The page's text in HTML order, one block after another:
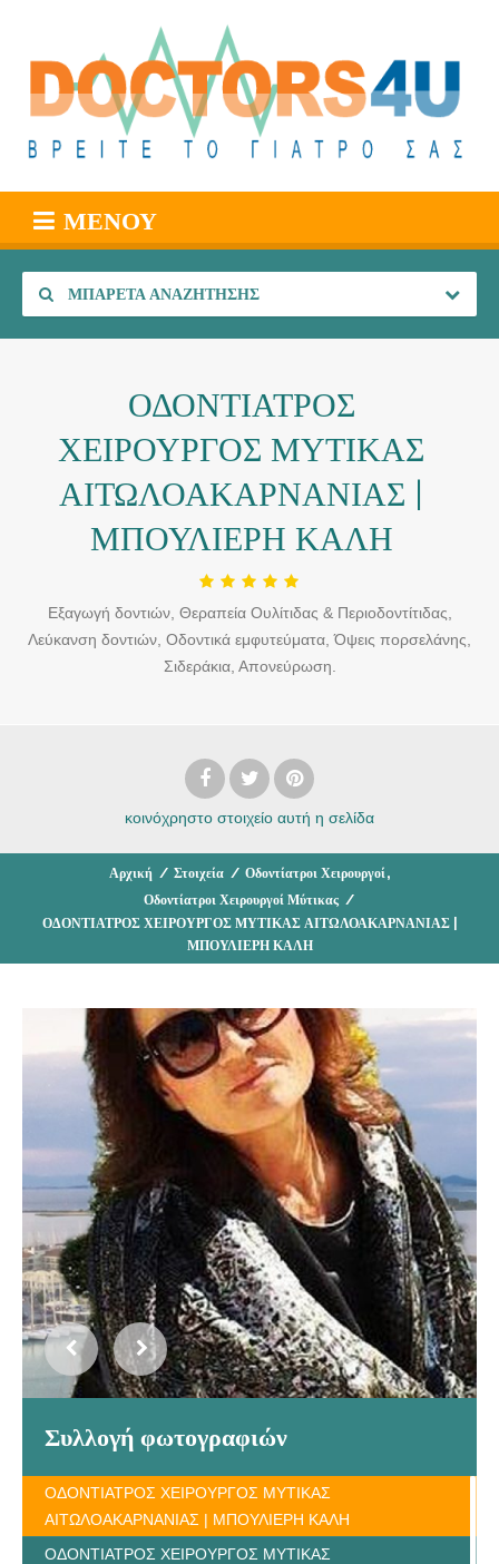
ΜΕΝΟΎ
ΜΠΑΡΈΤΑ ΑΝΑΖΉΤΗΣΗΣ
ΟΔΟΝΤΙΑΤΡΟΣ
ΧΕΙΡΟΥΡΓΟΣ ΜΥΤΙΚΑΣ
ΑΙΤΩΛΟΑΚΑΡΝΑΝΙΑΣ |
ΜΠΟΥΛΙΕΡΗ ΚΑΛΗ
Εξαγωγή δοντιών, Θεραπεία Ουλίτιδας & Περιοδοντίτιδας,
Λεύκανση δοντιών, Οδοντικά εμφυτεύματα, Όψεις πορσελάνης,
Σιδεράκια, Απονεύρωση.
κοινόχρηστο στοιχείο αυτή η σελίδα
Αρχική / Στοιχεία / Οδοντίατροι Χειρουργοί ,
Οδοντίατροι Χειρουργοί Μύτικας /
ΟΔΟΝΤΙΑΤΡΟΣ ΧΕΙΡΟΥΡΓΟΣ ΜΥΤΙΚΑΣ ΑΙΤΩΛΟΑΚΑΡΝΑΝΙΑΣ |
ΜΠΟΥΛΙΕΡΗ ΚΑΛΗ
Συλλογή φωτογραφιών
ΟΔΟΝΤΙΑΤΡΟΣ ΧΕΙΡΟΥΡΓΟΣ ΜΥΤΙΚΑΣ
ΑΙΤΩΛΟΑΚΑΡΝΑΝΙΑΣ | ΜΠΟΥΛΙΕΡΗ ΚΑΛΗ
ΟΔΟΝΤΙΑΤΡΟΣ ΧΕΙΡΟΥΡΓΟΣ ΜΥΤΙΚΑΣ